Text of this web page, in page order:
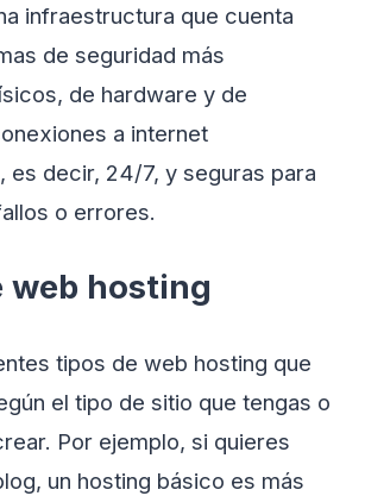
infraestructura que cuenta
de seguridad más
de hardware y de
a internet
es decir, 24/7, y seguras para
o errores.
web hosting
tipos de web hosting que
el tipo de sitio que tengas o
Por ejemplo, si quieres
un hosting básico es más